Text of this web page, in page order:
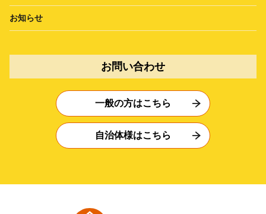
お知らせ
お問い合わせ
一般の方はこちら
自治体様はこちら